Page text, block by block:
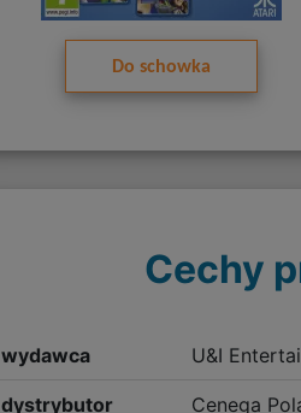
Do schowka
Cechy
wydawca U&I
dystrybutor Cenega